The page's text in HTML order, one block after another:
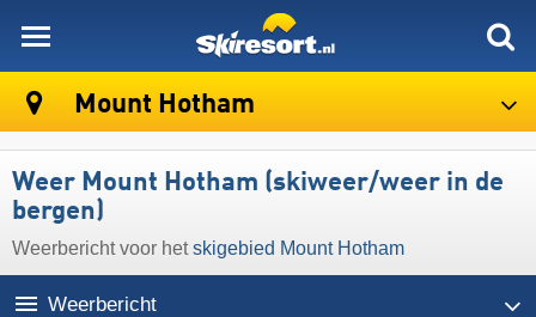
Mount Hotham
Weer Mount Hotham (skiweer/weer in de
bergen)
Weerbericht voor hetskigebied Mount Hotham
Weerbericht